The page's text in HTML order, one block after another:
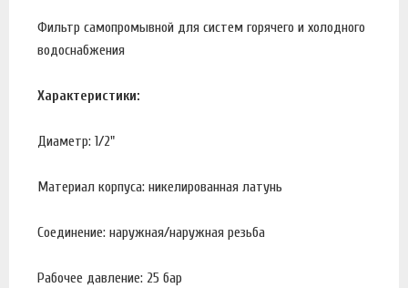
Фильтр самопромывной для систем горячего и холодного
водоснабжения
Характеристики:
Диаметр: 1/2"
Материал корпуса: никелированная латунь
Соединение: наружная/наружная резьба
Рабочее давление: 25 бар